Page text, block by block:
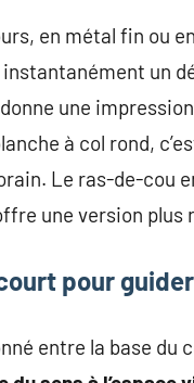
en métal fin ou
un
une
à col rond,
Le ras-de-cou
une version plus
pour
entre la base du